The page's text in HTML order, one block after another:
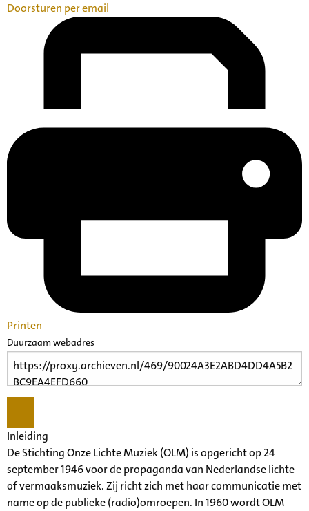
Doorsturen per email
Printen
Duurzaam webadres
Inleiding
De Stichting Onze Lichte Muziek (OLM) is opgericht op 24
september 1946 voor de propaganda van Nederlandse lichte
of vermaaksmuziek. Zij richt zich met haar communicatie met
name op de publieke (radio)omroepen. In 1960 wordt OLM